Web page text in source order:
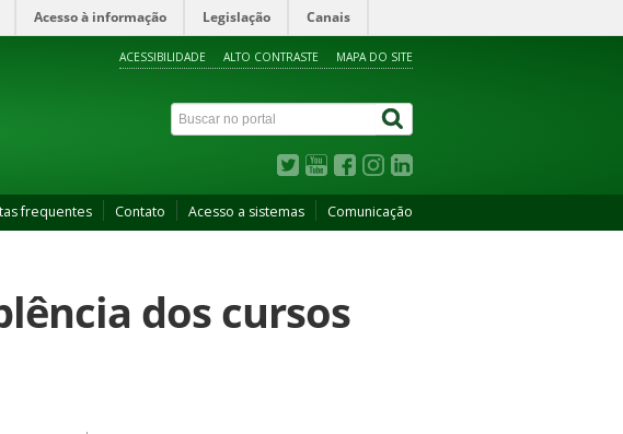
Acesso à informação Legislação Canais
ACESSIBILIDADE ALTO CONTRASTE MAPA DO SITE
frequentes Contato Acesso a sistemas Comunicação
dos cursos